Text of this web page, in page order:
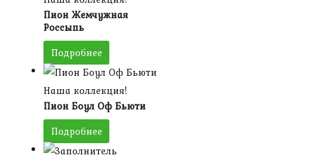
Пион Жемчужная
Россыпь
Подробнее
Наша коллекция!
Пион Боул Оф Бьюти
Подробнее